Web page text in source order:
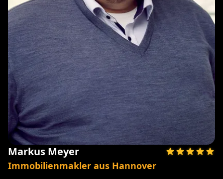
Markus Meyer
Immobilienmakler aus Hannover